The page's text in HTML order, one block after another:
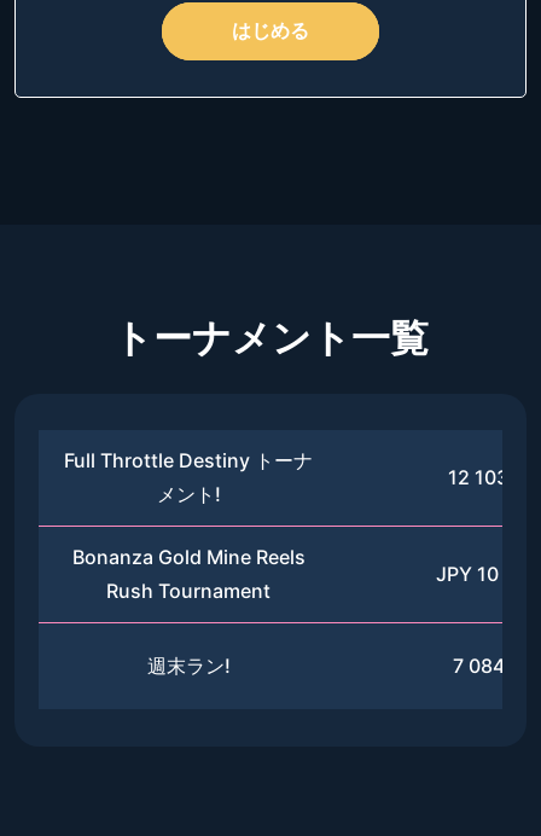
はじめる
トーナメント一覧
Full Throttle Destiny トーナ
メント!
12 103
Bonanza Gold Mine Reels
Rush Tournament
JPY 10
週末ラン! 7 084